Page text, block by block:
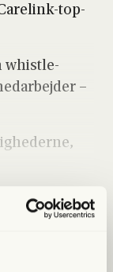
top­
whi­st­le­
–